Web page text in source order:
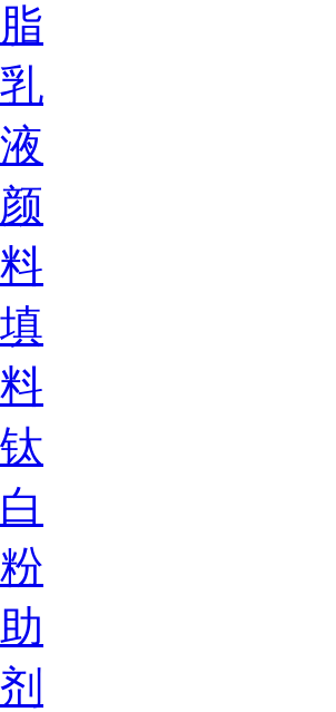
脂
乳
液
颜
料
填
料
钛
白
粉
助
剂